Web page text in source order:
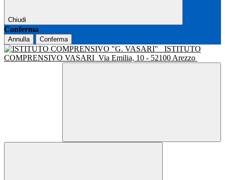
Chiudi
Conferma
Annulla Conferma
ISTITUTO
COMPRENSIVO VASARI Via Emilia, 10 - 52100 Arezzo